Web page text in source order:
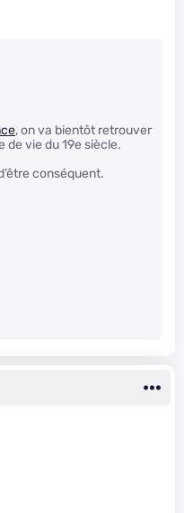
, on va bientôt retrouver
de vie du 19e siècle.
conséquent.